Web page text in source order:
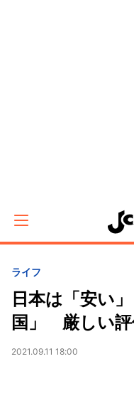
ライフ
日本は「安い
国」 厳しい評
2021.09.11 18:00